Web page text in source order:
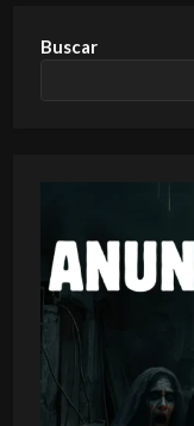
Buscar